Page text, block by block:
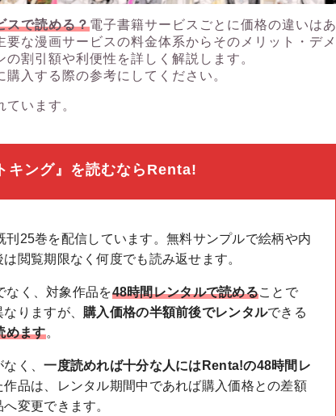
スで読める？電子書籍サービスごとに価格の違いはあ
な漫画サービスの料金体系からそのメリット・デメ
割引額や利便性を詳しく解説します。
入する際の参考にしてください。
います。
キング』を読むならRenta!
刊25巻を配信しています。無料サンプルで絵柄や内
閲覧期限なく何度でも読み返せます。
なく、対象作品を48時間レンタルで読めることで
りますが、 購入価格の半額前後でレンタルできる
めます。
なく、一度読めれば十分な人にはRenta!の48時間レ
作品は、レンタル期間中であれば購入価格との差額
変更できます。